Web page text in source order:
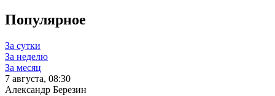
Популярное
За сутки
За неделю
За месяц
7 августа, 08:30
Александр Березин